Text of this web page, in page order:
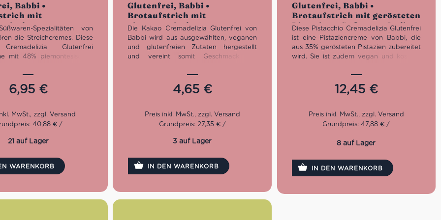
Babbi •
mit
• Süßes aus
Spezialitäten von
die Streichcremes. Diese
Glutenfrei
mit 48% piemontesischen
Verwöhnung. Du kannst
Scheibe Brot oder in einem
als Dessert verwenden
fantastischen
erhältlich: Kakao,
Haselnuss Suprema.
6,95 €
40,88 € /
21 auf Lager
WARENKORB
Glutenfrei, Babbi •
Brotaufstrich mit
piemontesischen
Haselnüssen • Süßes aus
Italien
Die Kakao Cremadelizia Glutenfrei von
Babbi wird aus ausgewählten, veganen
und glutenfreien Zutaten hergestellt
und vereint somit Geschmack mit
auf einer Scheibe Brot, löffelweise oder
um Deinen hausgemachten Desserts
eine besondere Note zu verleihen. Lasse
cremigen Geschmack verzaubern!
4,65 €
Grundpreis: 27,35 € /
3 auf Lager
IN DEN WARENKORB
Glutenfrei, Babbi •
Brotaufstrich mit gerösteten
Pistazien • Süßes aus Italien
Diese Pistacchio Cremadelizia Glutenfrei
ist eine Pistaziencreme von Babbi, die
aus 35% gerösteten Pistazien zubereitet
wird. Sie ist zudem vegan und koscher
für Süßwaren und leckere Waffeln in
Italien. Die Brotaufstriche, wie diese
Pistaziencreme, sind eine ganz eigene
probiert werden!
12,45 €
5
Grundpreis: 47,88 € /
8 auf Lager
IN DEN WARENKORB